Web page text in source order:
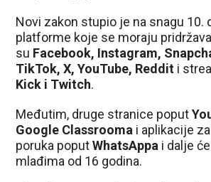
Novi zakon stupio je na snagu 10.
platforme koje se moraju
su Facebook, Instagram,
TikTok, X, YouTube, Reddit i
Kick i Twitch.
Međutim, druge stranice poput
Google Classrooma i aplikacije
poruka poputWhatsAppa i dalje
mlađima od 16 godina.